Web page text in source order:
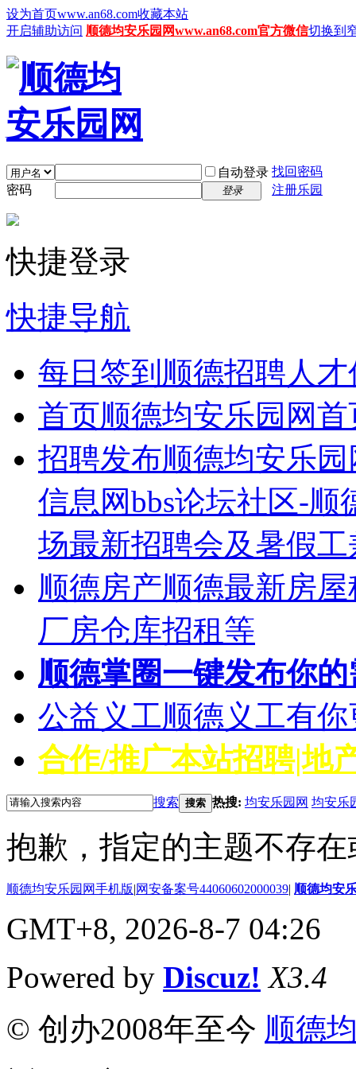
设为首页www.an68.com收藏本站
开启辅助访问 顺德均安乐园网www.an68.com官方微信切换到
自动登录 找回密码
密码
登录 注册乐园
快捷登录
快捷导航
每日签到 顺德招聘人
首页顺德均安乐园网首
招聘发布顺德均安乐
信息网bbs论坛社区-
场最新招聘会及暑假
顺德房产顺德最新房
厂房仓库招租等
顺德掌圈一键发布你
公益义工顺德义工有
合作/推广本站招聘|地
搜索 搜索 热搜: 均安乐园网 均安乐
抱歉，指定的主题不存
顺德均安乐园网手机版|网安备案号44060602000039| 顺德均安
GMT+8, 2026-8-7 04:26
Powered by Discuz! X3.4
© 创办2008年至今 顺德